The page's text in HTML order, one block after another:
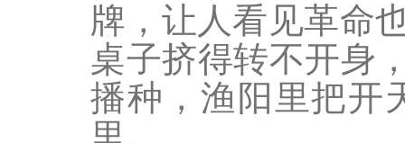
牌，让人看见革命
桌子挤得转不开身
播种，渔阳里把开